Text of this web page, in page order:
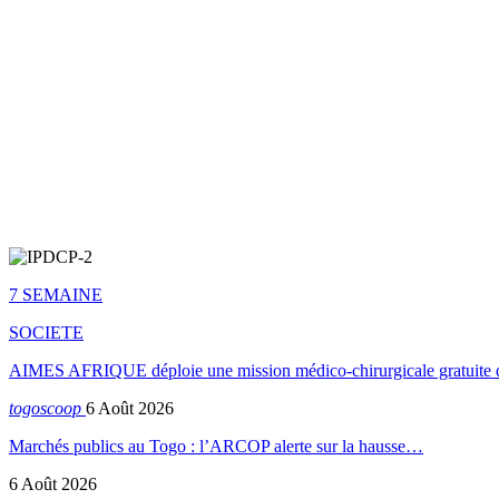
7 SEMAINE
SOCIETE
AIMES AFRIQUE déploie une mission médico-chirurgicale gratuite
togoscoop 6 Août 2026
Marchés publics au Togo : l’ARCOP alerte sur la hausse…
6 Août 2026